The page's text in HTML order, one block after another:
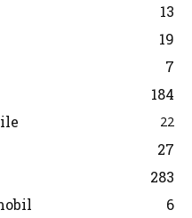
13
19
7
184
22
27
283
6